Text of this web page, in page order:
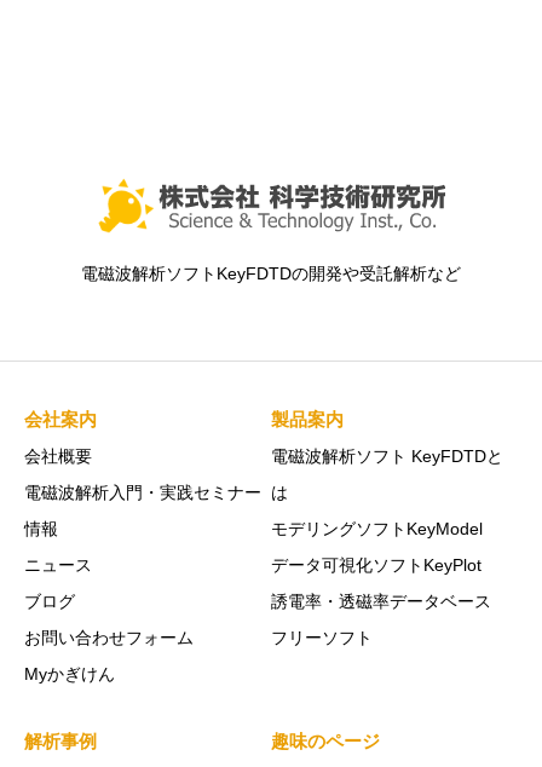
電磁波解析ソフトKeyFDTDの開発や受託解析など
会社案内
会社概要
電磁波解析入門・実践セミナー
情報
ニュース
ブログ
お問い合わせフォーム
Myかぎけん
製品案内
電磁波解析ソフト KeyFDTDと
は
モデリングソフトKeyModel
データ可視化ソフトKeyPlot
誘電率・透磁率データベース
フリーソフト
解析事例 趣味のページ